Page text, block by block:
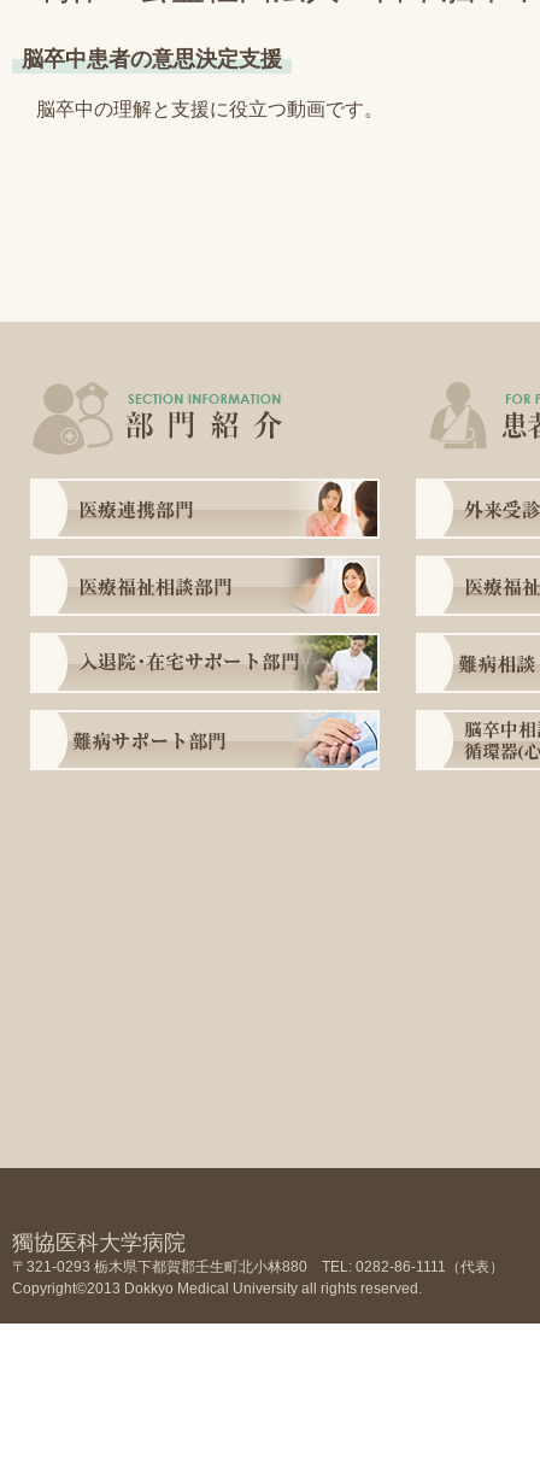
脳卒中患者の意思決定支援
脳卒中の理解と支援に役立つ動画です。
獨協医科大学病院
〒321-0293 栃木県下都賀郡壬生町北小林880 TEL: 0282-86-1111（代表）
Copyright©2013 Dokkyo Medical University all rights reserved.